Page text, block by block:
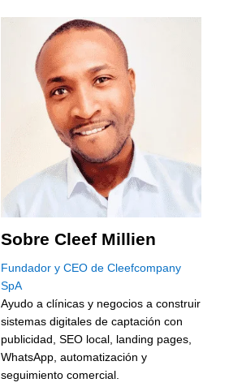
Sobre Cleef Millien
Fundador y CEO de Cleefcompany
SpA
Ayudo a clínicas y negocios a construir
sistemas digitales de captación con
publicidad, SEO local, landing pages,
WhatsApp, automatización y
seguimiento comercial.